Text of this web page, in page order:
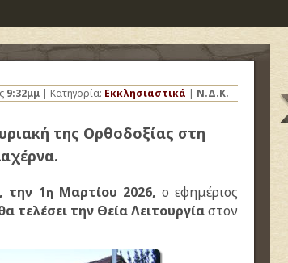
9:32μμ | Κατηγορία: Εκκλησιαστικά | Ν.Δ.Κ.
της Ορθοδοξίας στη
την 1η Μαρτίου 2026, ο εφημέριος
τελέσει την Θεία Λειτουργίαστον